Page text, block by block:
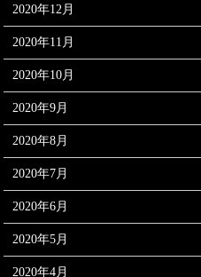
2020年12月
2020年11月
2020年10月
2020年9月
2020年8月
2020年7月
2020年6月
2020年5月
2020年4月